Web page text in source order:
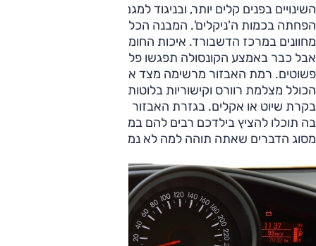
השינויים בפנים קלים יותר, ובניגוד למגמה הרווחת כוללת דווקא
הפחתה בכמות ה'ניקלים'. המבנה הכללי לא השתנה, עם לוח
מחוונים במרכז הדשבורד. איכות החומרים טובה במשטח העליון,
אבל כבר באמצע הקונסולה תפגשו פלסטיקים גדולים ודי
פשוטים. רמת האבזור מרשימה מצד אחד, עם מסך מגע נוח
הכולל מצלמת רוורס וקישוריות בלוטות' לנייד. אבל מצד שני, אין
בקרת שיוט או אקלים. בגזרת האבזור ראויה לציון מראה קטנה,
בה תוכלו להציץ בילדכם רבים להם במושב האחורי. נוח ושימושי,
מסוג הדברים שאתה תוהה למה לא נמצאים בכל רכב.